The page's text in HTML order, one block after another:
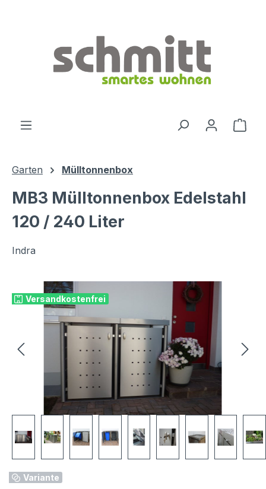
Garten Mülltonnenbox
MB3 Mülltonnenbox Edelstahl
120 / 240 Liter
Indra
Versandkostenfrei
Variante